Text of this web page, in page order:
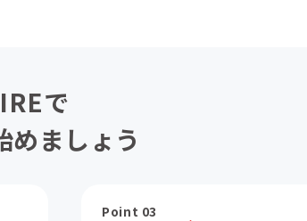
で
めましょう
Point 03